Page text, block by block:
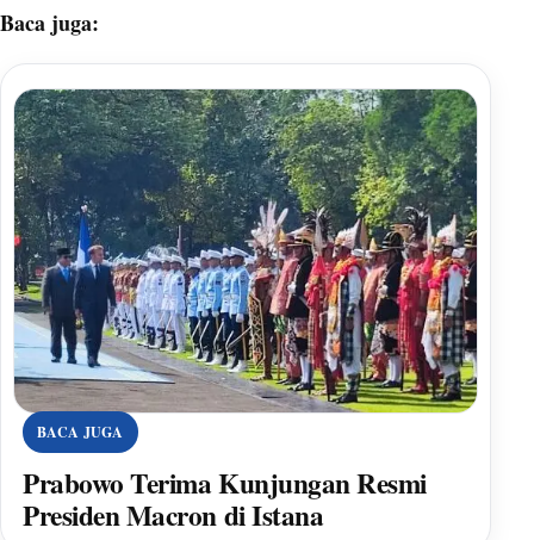
Baca juga:
BACA JUGA
Prabowo Terima Kunjungan Resmi
Presiden Macron di Istana